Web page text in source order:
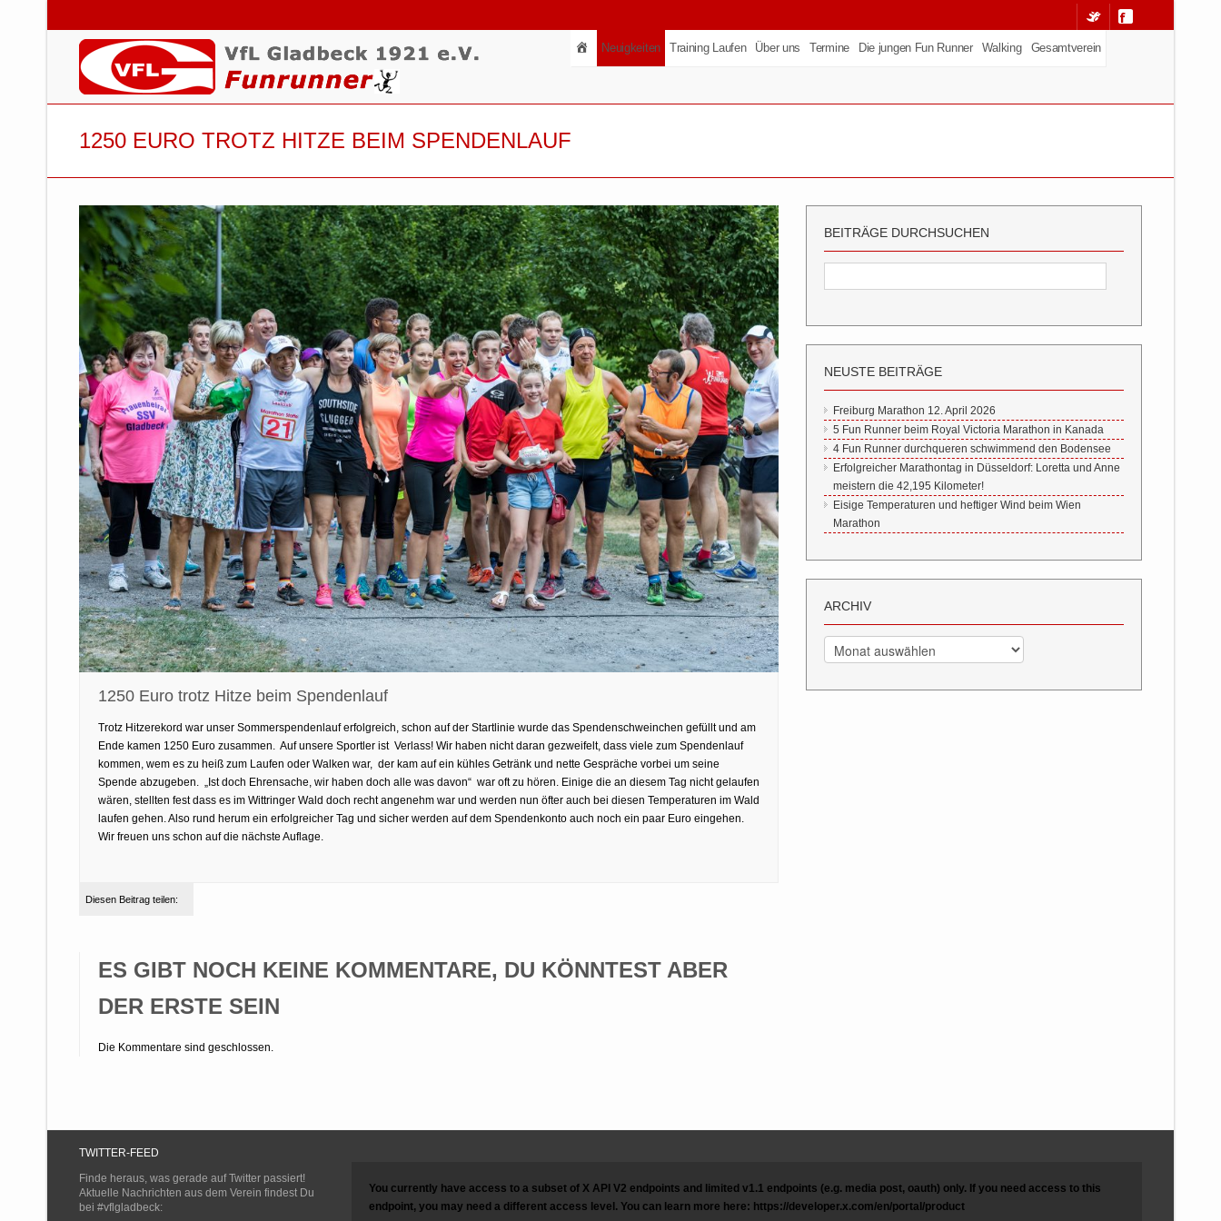
Neuigkeiten Training Laufen Über uns Termine Die jungen Fun Runner Walking Gesamtverein
1250 EURO TROTZ HITZE BEIM SPENDENLAUF
1250 Euro trotz Hitze beim Spendenlauf
Trotz Hitzerekord war unser Sommerspendenlauf erfolgreich, schon auf der Startlinie wurde das Spendenschweinchen gefüllt und am
Ende kamen 1250 Euro zusammen. Auf unsere Sportler ist Verlass! Wir haben nicht daran gezweifelt, dass viele zum Spendenlauf
kommen, wem es zu heiß zum Laufen oder Walken war, der kam auf ein kühles Getränk und nette Gespräche vorbei um seine
Spende abzugeben. „Ist doch Ehrensache, wir haben doch alle was davon“ war oft zu hören. Einige die an diesem Tag nicht gelaufen
wären, stellten fest dass es im Wittringer Wald doch recht angenehm war und werden nun öfter auch bei diesen Temperaturen im Wald
laufen gehen. Also rund herum ein erfolgreicher Tag und sicher werden auf dem Spendenkonto auch noch ein paar Euro eingehen.
Wir freuen uns schon auf die nächste Auflage.
Diesen Beitrag teilen:
ES GIBT NOCH KEINE KOMMENTARE, DU KÖNNTEST ABER
DER ERSTE SEIN
Die Kommentare sind geschlossen.
BEITRÄGE DURCHSUCHEN
NEUSTE BEITRÄGE
Freiburg Marathon 12. April 2026
5 Fun Runner beim Royal Victoria Marathon in Kanada
4 Fun Runner durchqueren schwimmend den Bodensee
Erfolgreicher Marathontag in Düsseldorf: Loretta und Anne
meistern die 42,195 Kilometer!
Eisige Temperaturen und heftiger Wind beim Wien
Marathon
ARCHIV
Archiv
TWITTER-FEED
Finde heraus, was gerade auf Twitter passiert!
Aktuelle Nachrichten aus dem Verein findest Du
bei #vflgladbeck:
You currently have access to a subset of X API V2 endpoints and limited v1.1 endpoints (e.g. media post, oauth) only. If you need access to this
endpoint, you may need a different access level. You can learn more here: https://developer.x.com/en/portal/product